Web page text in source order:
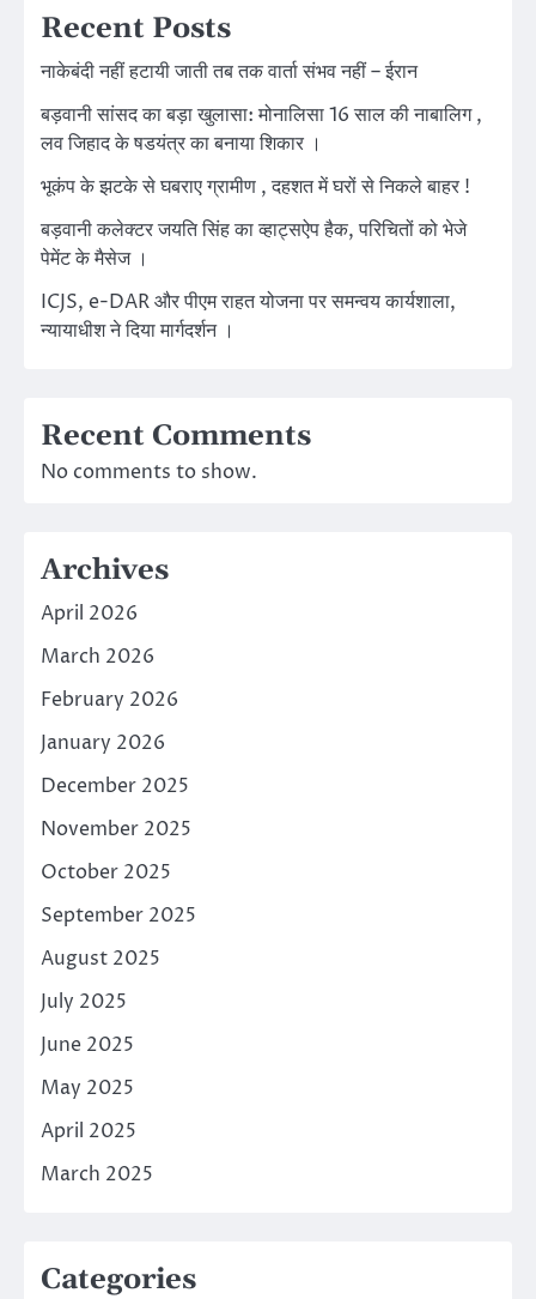
Recent Posts
नाकेबंदी नहीं हटायी जाती तब तक वार्ता संभव नहीं – ईरान
बड़वानी सांसद का बड़ा खुलासा: मोनालिसा 16 साल की नाबालिग ,
लव जिहाद के षडयंत्र का बनाया शिकार ।
भूकंप के झटके से घबराए ग्रामीण , दहशत में घरों से निकले बाहर !
बड़वानी कलेक्टर जयति सिंह का व्हाट्सऐप हैक, परिचितों को भेजे
पेमेंट के मैसेज ।
ICJS, e-DAR और पीएम राहत योजना पर समन्वय कार्यशाला,
न्यायाधीश ने दिया मार्गदर्शन ।
Recent Comments
No comments to show.
Archives
April 2026
March 2026
February 2026
January 2026
December 2025
November 2025
October 2025
September 2025
August 2025
July 2025
June 2025
May 2025
April 2025
March 2025
Categories